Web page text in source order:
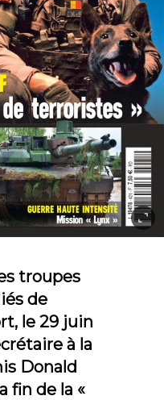
troupes
de
le 29 juin
à la
Donald
fin de la «